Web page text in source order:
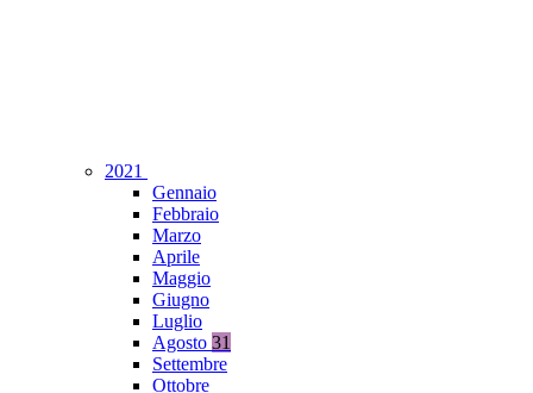
2021
Gennaio
Febbraio
Marzo
Aprile
Maggio
Giugno
Luglio
Agosto 31
Settembre
Ottobre